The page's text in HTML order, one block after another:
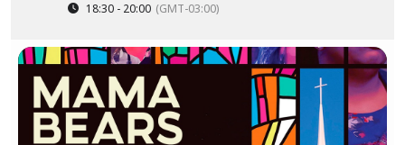
18:30 - 20:00 (GMT-03:00)